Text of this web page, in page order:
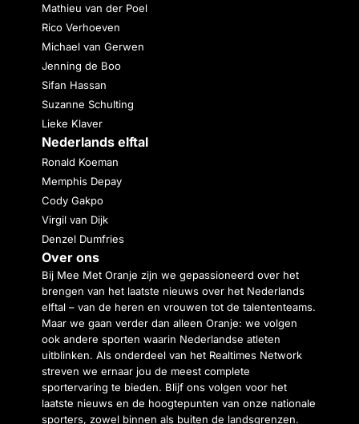
Mathieu van der Poel
Rico Verhoeven
Michael van Gerwen
Jenning de Boo
Sifan Hassan
Suzanne Schulting
Lieke Klaver
Nederlands elftal
Ronald Koeman
Memphis Depay
Cody Gakpo
Virgil van Dijk
Denzel Dumfries
Over ons
Bij Mee Met Oranje zijn we gepassioneerd over het
brengen van het laatste nieuws over het Nederlands
elftal – van de heren en vrouwen tot de talententeams.
Maar we gaan verder dan alleen Oranje: we volgen
ook andere sporten waarin Nederlandse atleten
uitblinken. Als onderdeel van het Realtimes Network
streven we ernaar jou de meest complete
sportervaring te bieden. Blijf ons volgen voor het
laatste nieuws en de hoogtepunten van onze nationale
sporters, zowel binnen als buiten de landsgrenzen.